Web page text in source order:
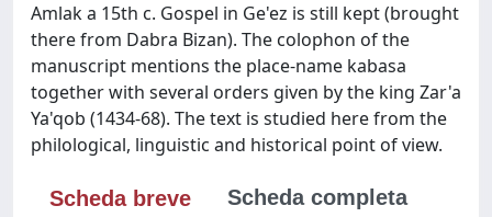
Amlak a 15th c. Gospel in Ge'ez is still kept (brought
there from Dabra Bizan). The colophon of the
manuscript mentions the place-name kabasa
together with several orders given by the king Zar'a
Ya'qob (1434-68). The text is studied here from the
philological, linguistic and historical point of view.
Scheda breve
Scheda completa